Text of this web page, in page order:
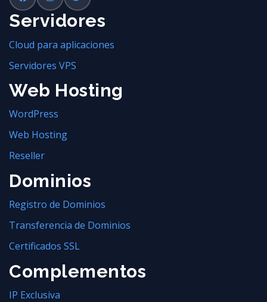
Servidores
Cloud para aplicaciones
Servidores VPS
Web Hosting
WordPress
Web Hosting
Reseller
Dominios
Registro de Dominios
Transferencia de Dominios
Certificados SSL
Complementos
IP Exclusiva